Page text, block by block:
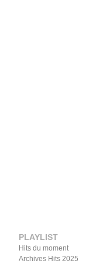
PLAYLIST
Hits du moment
Archives Hits 2025